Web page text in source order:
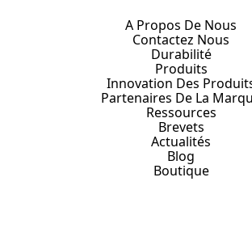
A Propos De Nous
Contactez Nous
Durabilité
Produits
Innovation Des
Partenaires De La
Ressources
Brevets
Actualités
Blog
Boutique